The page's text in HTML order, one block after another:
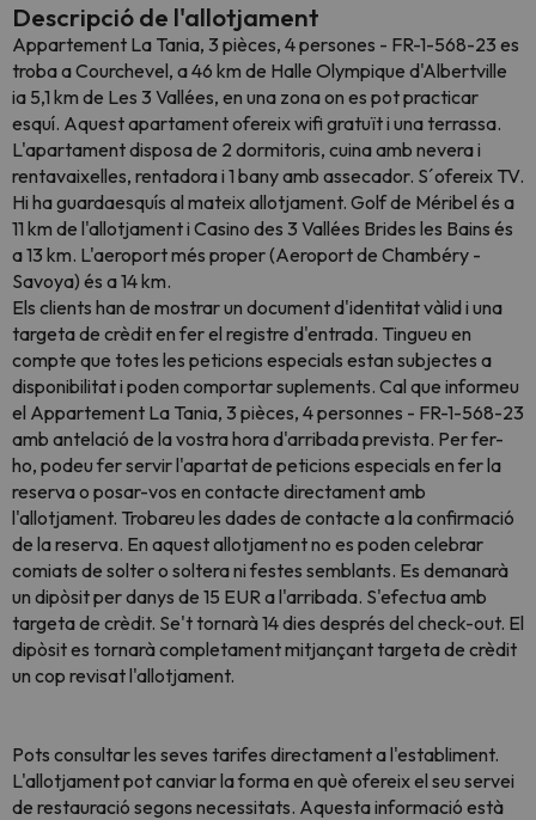
Descripció de l'allotjament
Appartement La Tania, 3 pièces, 4 persones - FR-1-568-23 es
troba a Courchevel, a 46 km de Halle Olympique d'Albertville
ia 5,1 km de Les 3 Vallées, en una zona on es pot practicar
esquí. Aquest apartament ofereix wifi gratuït i una terrassa.
L'apartament disposa de 2 dormitoris, cuina amb nevera i
rentavaixelles, rentadora i 1 bany amb assecador. S´ofereix TV.
Hi ha guardaesquís al mateix allotjament. Golf de Méribel és a
11 km de l'allotjament i Casino des 3 Vallées Brides les Bains és
a 13 km. L'aeroport més proper (Aeroport de Chambéry -
Savoya) és a 14 km.
Els clients han de mostrar un document d'identitat vàlid i una
targeta de crèdit en fer el registre d'entrada. Tingueu en
compte que totes les peticions especials estan subjectes a
disponibilitat i poden comportar suplements. Cal que informeu
el Appartement La Tania, 3 pièces, 4 personnes - FR-1-568-23
amb antelació de la vostra hora d'arribada prevista. Per fer-
ho, podeu fer servir l'apartat de peticions especials en fer la
reserva o posar-vos en contacte directament amb
l'allotjament. Trobareu les dades de contacte a la confirmació
de la reserva. En aquest allotjament no es poden celebrar
comiats de solter o soltera ni festes semblants. Es demanarà
un dipòsit per danys de 15 EUR a l'arribada. S'efectua amb
targeta de crèdit. Se't tornarà 14 dies després del check-out. El
dipòsit es tornarà completament mitjançant targeta de crèdit
un cop revisat l'allotjament.
Pots consultar les seves tarifes directament a l'establiment.
L'allotjament pot canviar la forma en què ofereix el seu servei
de restauració segons necessitats. Aquesta informació està